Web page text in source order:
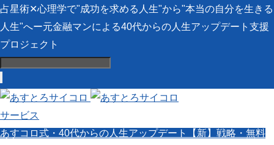
占星術✕心理学で"成功を求める人生"から"本当の自分を生きる
人生"へー元金融マンによる40代からの人生アップデート支援
プロジェクト
サービス
あすコロ式・40代からの人生アップデート【新】戦略・無料